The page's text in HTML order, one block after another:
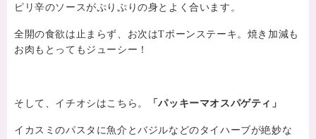
ピリ辛のソースがぷりぷりの身とよく合います。
全開の食欲は止まらず、お次はTボーンステーキ。焼き加減も
お肉もとってもジューシー！
そして、イチオシはこちら。 「パッキーマオスパゲティ」
イカスミのパスタに魚介とバジルなどのタイハーブが絶妙な